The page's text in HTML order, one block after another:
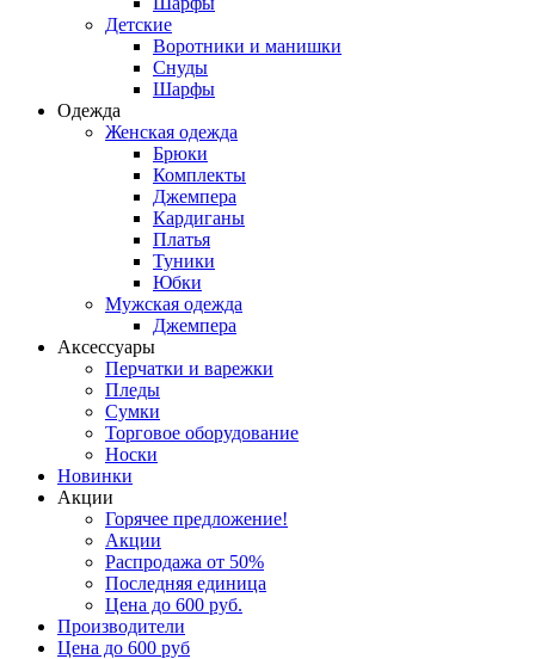
Детские
Воротники и манишки
Снуды
Шарфы
Одежда
Женская одежда
Брюки
Комплекты
Джемпера
Кардиганы
Платья
Туники
Юбки
Мужская одежда
Джемпера
Аксессуары
Перчатки и варежки
Пледы
Сумки
Торговое оборудование
Носки
Новинки
Акции
Горячее предложение!
Акции
Распродажа от 50%
Последняя единица
Цена до 600 руб.
Производители
Цена до 600 руб